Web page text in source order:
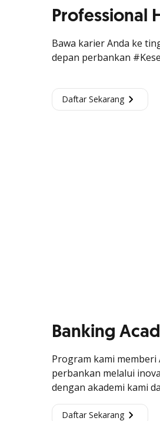
Professional
Bawa karier Anda ke
depan perbankan
Daftar Sekarang
Banking
Program kami
perbankan melalui
dengan akademi kami
Daftar Sekarang